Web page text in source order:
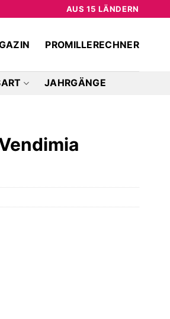
AUS 15 LÄNDERN
PROMILLERECHNER
JAHRGÄNGE